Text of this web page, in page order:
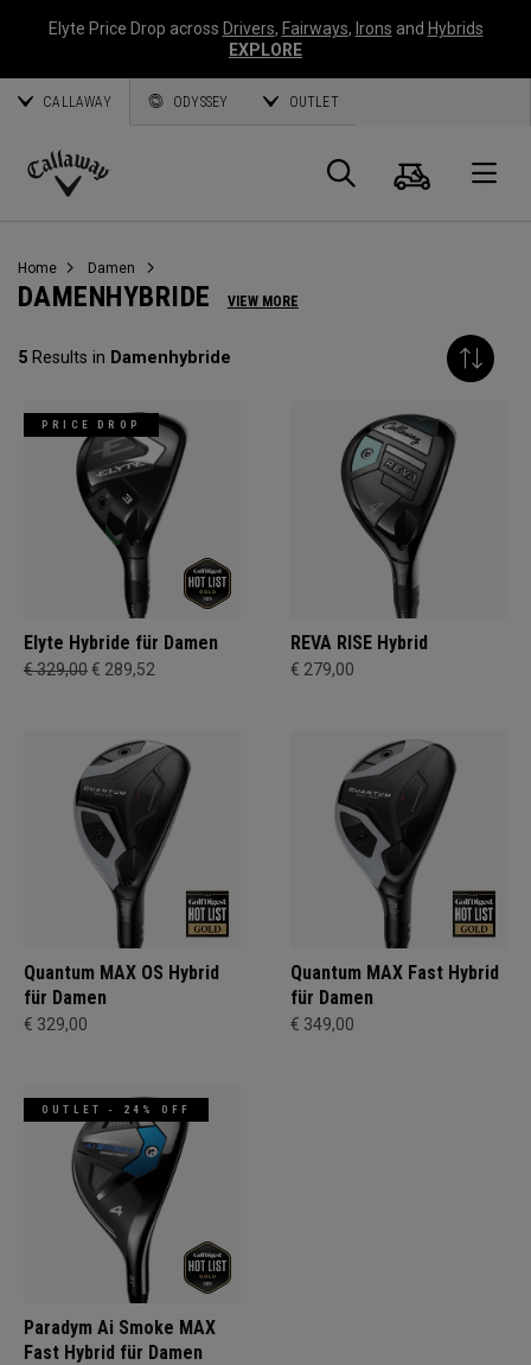
Elyte Price Drop across Drivers, Fairways, Irons and Hybrids
EXPLORE
CALLAWAY ODYSSEY OUTLET
Callaway
Suche
Home Damen
DAMENHYBRIDE VIEW MORE
5 Results in Damenhybride
PRICE DROP
Elyte Hybride für Damen
€ 329,00€ 289,52
REVA RISE Hybrid
€ 279,00
Quantum MAX OS Hybrid
für Damen
€ 329,00
Quantum MAX Fast Hybrid
für Damen
€ 349,00
OUTLET - 24% OFF
Paradym Ai Smoke MAX
Fast Hybrid für Damen